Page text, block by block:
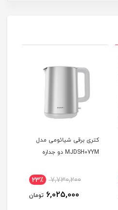
کتری برقی شیائومی مدل
MJDSH07YM دو جداره
7,730,200 23٪
6,025,000 تومان